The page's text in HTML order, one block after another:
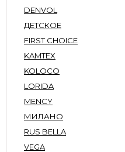
DENVOL
ДЕТСКОЕ
FIRST CHOICE
KAMTEX
KOLOCO
LORIDA
MENCY
МИЛАНО
RUS BELLA
VEGA